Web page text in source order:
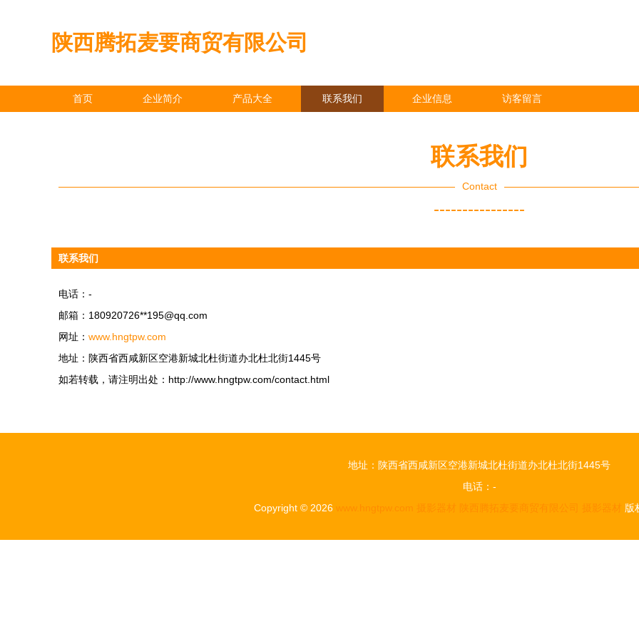
陕西腾拓麦要商贸有限公司
首页 企业简介 产品大全 联系我们 企业信息 访客留言
联系我们
Contact
----------------
联系我们
电话：-
邮箱：180920726**195@qq.com
网址： www.hngtpw.com
地址：陕西省西咸新区空港新城北杜街道办北杜北街1445号
如若转载，请注明出处：http://www.hngtpw.com/contact.html
地址：陕西省西咸新区空港新城北杜街道办北杜北街1445号
电话：-
Copyright © 2026 www.hngtpw.com 摄影器材 陕西腾拓麦要商贸有限公司 摄影器材 版